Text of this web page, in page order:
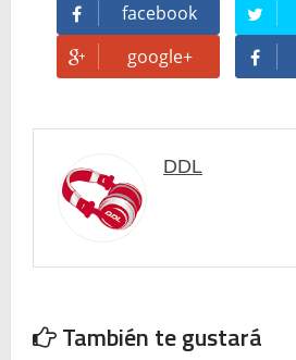
facebook
google+
DDL
También te gustará